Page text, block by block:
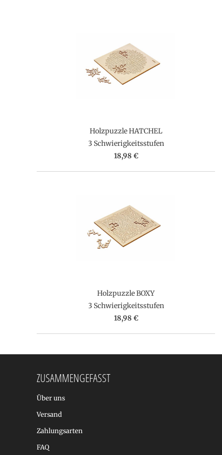
Holzpuzzle HATCHEL
3 Schwierigkeitsstufen
18,98 €
Holzpuzzle BOXY
3 Schwierigkeitsstufen
18,98 €
ZUSAMMENGEFASST
Über uns
Versand
Zahlungsarten
FAQ